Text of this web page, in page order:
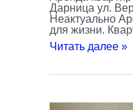
Дарница ул.
Неактуально
для жизни.
Читать далее »